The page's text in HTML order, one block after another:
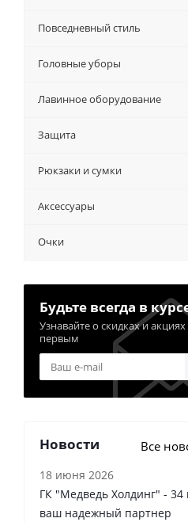
Повседневный стиль
Головные уборы
Лавинное оборудование
Защита
Рюкзаки и сумки
Аксессуары
Очки
Будьте всегда в
Узнавайте о скидках и акциях
первым
Новости Все
18 июня 2026
ГК "Медведь Холдинг" - 34
ваш надежный партнер